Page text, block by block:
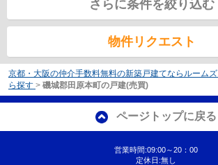
さらに条件を絞り込む
物件リクエスト
京都・大阪の仲介手数料無料の新築戸建てならルームズ
ら探す > 磯城郡田原本町の戸建(売買)
ページトップに戻る
営業時間:09:00～20：00
定休日:無し